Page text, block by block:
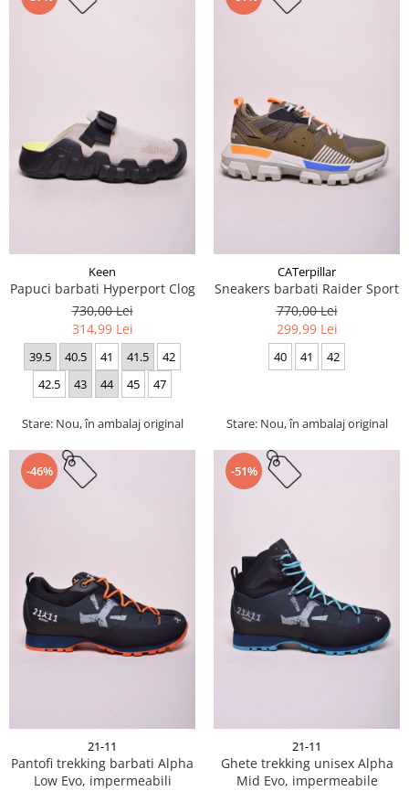
Keen
Papuci barbati Hyperport Clog
730,00 Lei
314,99 Lei
39.5 40.5 41 41.5
42
42.5
43 44 45 47
Stare: Nou, în ambalaj original
CATerpillar
Sneakers barbati Raider Sport
770,00 Lei
299,99 Lei
40 41 42
Stare: Nou, în ambalaj original
-46%
21-11
Pantofi trekking barbati Alpha
Low Evo, impermeabili
-51%
21-11
Ghete trekking unisex Alpha
Mid Evo, impermeabile